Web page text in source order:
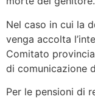
Nel caso in cui la
venga accolta
Comitato
di comunicazione
Per le pensioni di